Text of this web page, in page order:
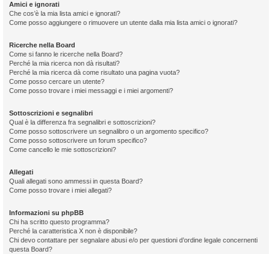
Amici e ignorati
Che cos’è la mia lista amici e ignorati?
Come posso aggiungere o rimuovere un utente dalla mia lista amici o ignorati?
Ricerche nella Board
Come si fanno le ricerche nella Board?
Perché la mia ricerca non dà risultati?
Perché la mia ricerca dà come risultato una pagina vuota?
Come posso cercare un utente?
Come posso trovare i miei messaggi e i miei argomenti?
Sottoscrizioni e segnalibri
Qual è la differenza fra segnalibri e sottoscrizioni?
Come posso sottoscrivere un segnalibro o un argomento specifico?
Come posso sottoscrivere un forum specifico?
Come cancello le mie sottoscrizioni?
Allegati
Quali allegati sono ammessi in questa Board?
Come posso trovare i miei allegati?
Informazioni su phpBB
Chi ha scritto questo programma?
Perché la caratteristica X non è disponibile?
Chi devo contattare per segnalare abusi e/o per questioni d’ordine legale concernenti
questa Board?